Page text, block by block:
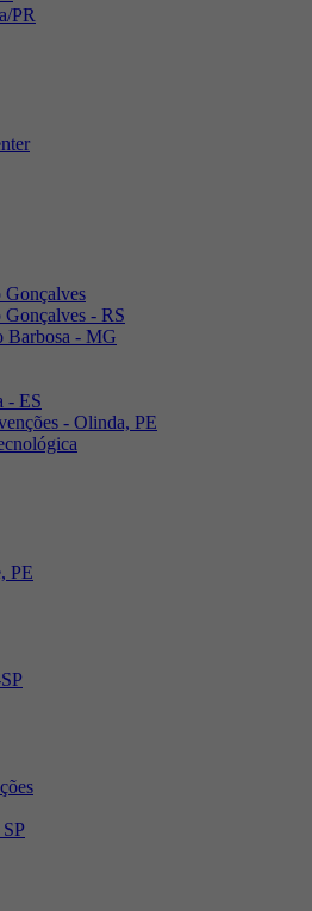
PR
Gonçalves
Gonçalves - RS
Barbosa - MG
- ES
- Olinda, PE
PE